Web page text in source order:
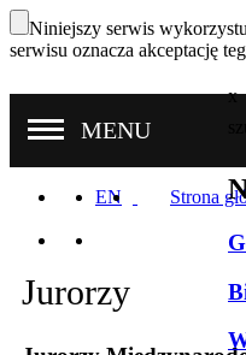
Niniejszy serwis
serwisu oznacza akceptację
MENU
x
EN Strona
Jurorzy